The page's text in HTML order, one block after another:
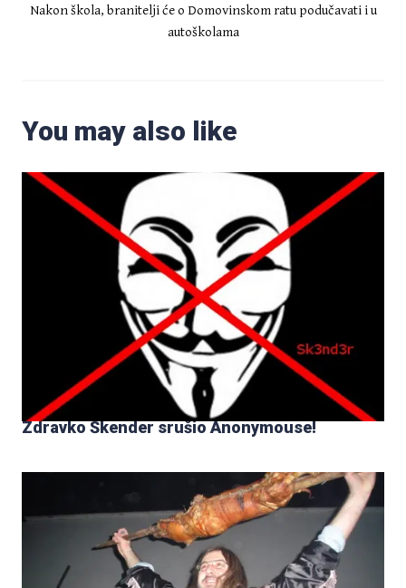
Nakon škola, branitelji će o Domovinskom ratu podučavati i u
autoškolama
You may also like
Zdravko Škender srušio Anonymouse!